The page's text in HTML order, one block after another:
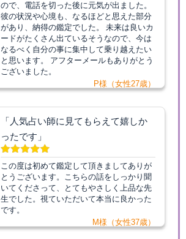
ので、電話を切った後に元気が出ました。
彼の状況や心境も、なるほどと思えた部分
があり、納得の鑑定でした。 未来は良いカ
ードがたくさん出ているそうなので、今は
なるべく自分の事に集中して乗り越えたい
と思います。 アフターメールもありがとう
ございました。
P様（女性27歳）
「人気占い師に見てもらえて嬉しか
ったです」
この度は初めて鑑定して頂きましてありが
とうございます。こちらの話をしっかり聞
いてくださって、とてもやさしく上品な先
生でした。視ていただいて本当に良かった
です。
M様（女性37歳）